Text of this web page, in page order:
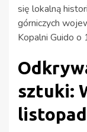
się lokalną
górniczych
Kopalni Guido o
sztuki: